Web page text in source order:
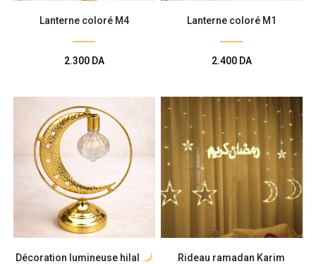
Lanterne coloré M4
2.300 DA
Lanterne coloré M1
2.400 DA
Décoration lumineuse hilal Rideau ramadan Karim